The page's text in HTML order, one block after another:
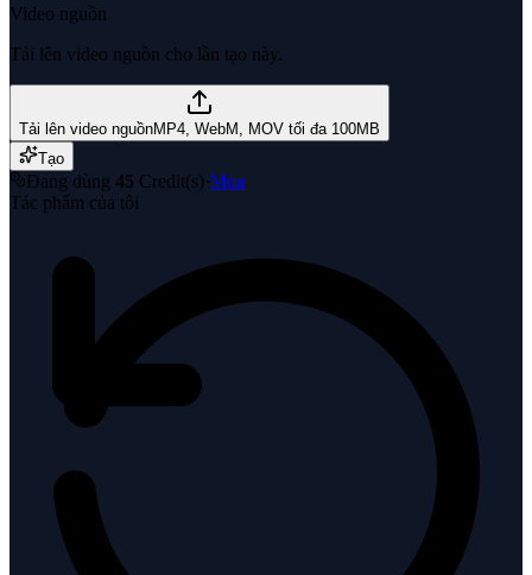
Video nguồn
Tải lên video nguồn cho lần tạo này.
Tải lên video nguồnMP4, WebM, MOV tối đa 100MB
Tạo
Đang dùng 45 Credit(s)·Mua
Tác phẩm của tôi